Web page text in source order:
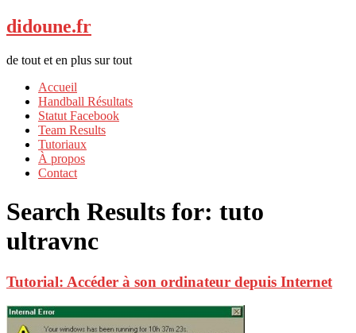
didoune.fr
de tout et en plus sur tout
Accueil
Handball Résultats
Statut Facebook
Team Results
Tutoriaux
À propos
Contact
Search Results for: tuto
ultravnc
Tutorial: Accéder à son ordinateur depuis Internet